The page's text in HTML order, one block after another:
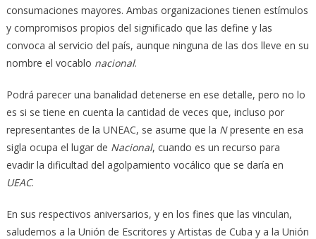
consumaciones mayores. Ambas organizaciones tienen estímulos
y compromisos propios del significado que las define y las
convoca al servicio del país, aunque ninguna de las dos lleve en su
nombre el vocablo nacional.
Podrá parecer una banalidad detenerse en ese detalle, pero no lo
es si se tiene en cuenta la cantidad de veces que, incluso por
representantes de la UNEAC, se asume que la Npresente en esa
sigla ocupa el lugar de Nacional, cuando es un recurso para
evadir la dificultad del agolpamiento vocálico que se daría en
UEAC.
En sus respectivos aniversarios, y en los fines que las vinculan,
saludemos a la Unión de Escritores y Artistas de Cuba y a la Unión